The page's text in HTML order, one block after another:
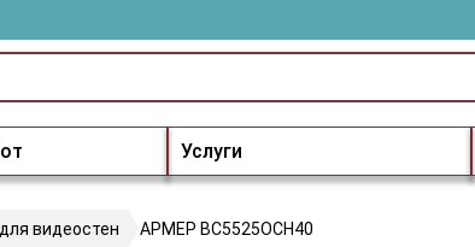
Услуги
видеостен АРМЕР ВС5525ОСН40